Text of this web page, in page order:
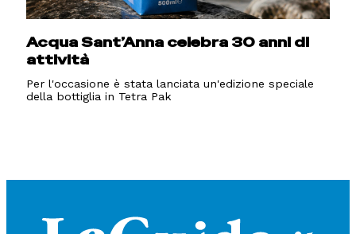
Acqua Sant’Anna celebra 30 anni di
attività
Per l'occasione è stata lanciata un'edizione speciale
della bottiglia in Tetra Pak